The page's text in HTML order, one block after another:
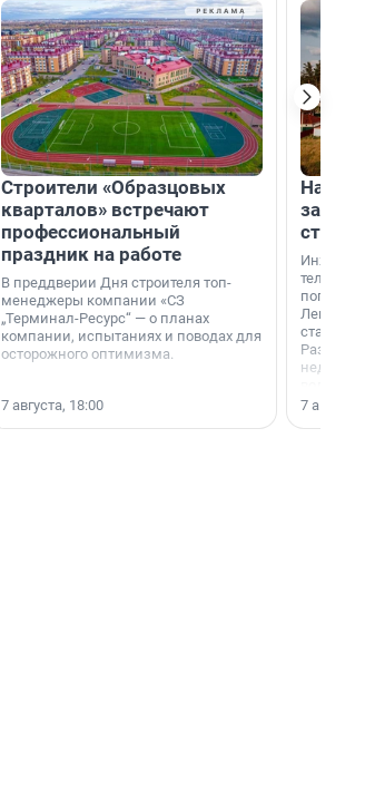
Строители «Образцовых
кварталов» встречают
профессиональный
праздник на работе
В преддверии Дня строителя топ-
менеджеры компании «СЗ
„Терминал-Ресурс“ — о планах
компании, испытаниях и поводах для
осторожного оптимизма.
7 августа, 18:00
На
станции
7